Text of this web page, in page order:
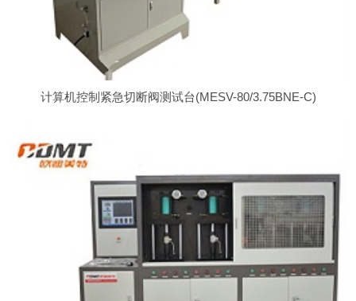
计算机控制紧急切断阀测试台(MESV-80/3.75BNE-C)